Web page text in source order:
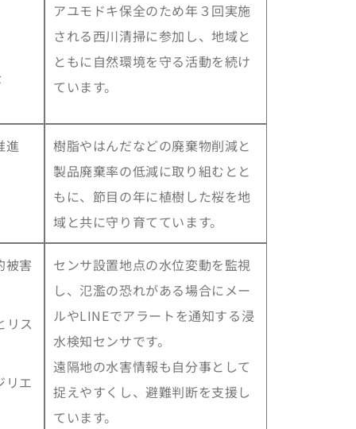
アユモドキ保全のため年３回実施
される西川清掃に参加し、地域と
ともに自然環境を守る活動を続け
ています。
進
樹脂やはんだなどの廃棄物削減と
製品廃棄率の低減に取り組むとと
もに、節目の年に植樹した桜を地
域と共に守り育てています。
被害
リス
リエ
センサ設置地点の水位変動を監視
し、氾濫の恐れがある場合にメー
ルやLINEでアラートを通知する浸
水検知センサです。
遠隔地の水害情報も自分事として
捉えやすくし、避難判断を支援し
ています。